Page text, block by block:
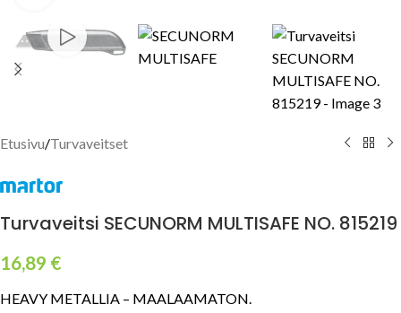
Etusivu/Turvaveitset
Turvaveitsi SECUNORM MULTISAFE NO. 815219
16,89 €
HEAVY METALLIA – MAALAAMATON.